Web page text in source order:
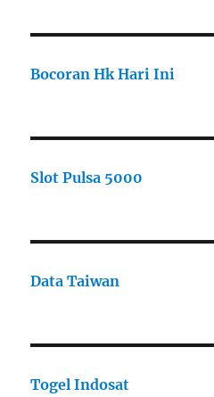
Bocoran Hk Hari Ini
Slot Pulsa 5000
Data Taiwan
Togel Indosat